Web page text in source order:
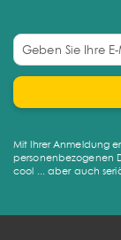
Mit Ihrer Anmeldung
personenbezogenen
cool ... aber auch